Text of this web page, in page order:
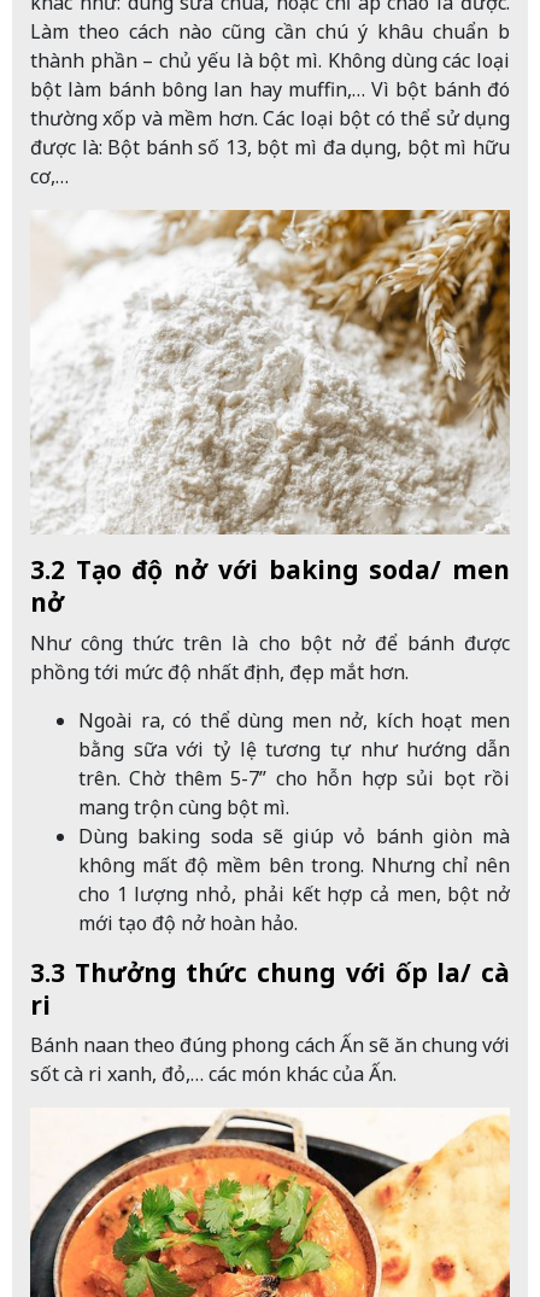
Làm theo cách nào cũng cần chú ý khâu chuẩn bị
thành phần – chủ yếu là bột mì. Không dùng các loại
bột làm bánh bông lan hay muffin,… Vì bột bánh đó
thường xốp và mềm hơn. Các loại bột có thể sử dụng
được là: Bột bánh số 13, bột mì đa dụng, bột mì hữu
cơ,…
3.2 Tạo độ nở với baking soda/ men
nở
Như công thức trên là cho bột nở để bánh được
phồng tới mức độ nhất định, đẹp mắt hơn.
Ngoài ra, có thể dùng men nở, kích hoạt men
bằng sữa với tỷ lệ tương tự như hướng dẫn
trên. Chờ thêm 5-7” cho hỗn hợp sủi bọt rồi
mang trộn cùng bột mì.
Dùng baking soda sẽ giúp vỏ bánh giòn mà
không mất độ mềm bên trong. Nhưng chỉ nên
cho 1 lượng nhỏ, phải kết hợp cả men, bột nở
mới tạo độ nở hoàn hảo.
3.3 Thưởng thức chung với ốp la/ cà
ri
Bánh naan theo đúng phong cách Ấn sẽ ăn chung với
sốt cà ri xanh, đỏ,… các món khác của Ấn.